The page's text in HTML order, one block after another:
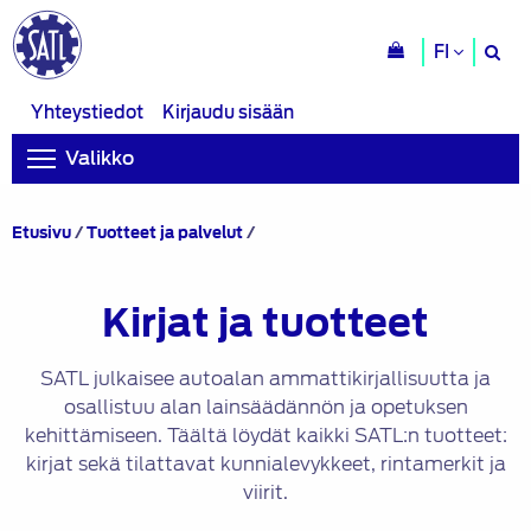
FI
Yhteystiedot
Kirjaudu sisään
Valikko
Etusivu/Tuotteet ja palvelut/
Kirjat ja tuotteet
SATL julkaisee autoalan ammattikirjallisuutta ja
osallistuu alan lainsäädännön ja opetuksen
kehittämiseen. Täältä löydät kaikki SATL:n tuotteet:
kirjat sekä tilattavat kunnialevykkeet, rintamerkit ja
viirit.